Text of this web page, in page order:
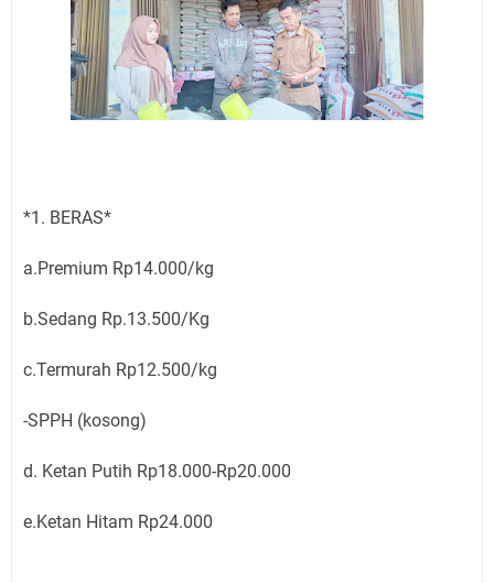
*1. BERAS*
a.Premium Rp14.000/kg
b.Sedang Rp.13.500/Kg
c.Termurah Rp12.500/kg
-SPPH (kosong)
d. Ketan Putih Rp18.000-Rp20.000
e.Ketan Hitam Rp24.000